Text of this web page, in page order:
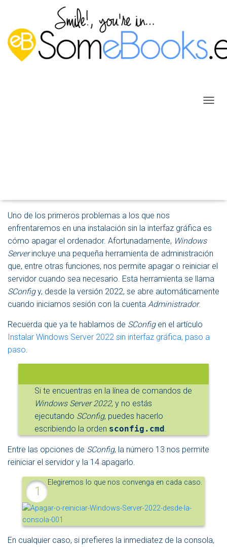
O
N
V
A
C
Uno de los primeros problemas a los que nos
enfrentaremos en una instalación sin la interfaz gráfica es
cómo apagar el ordenador. Afortunadamente, Windows
Serverincluye una pequeña herramienta de administración
que, entre otras funciones, nos permite apagar o reiniciar el
servidor cuando sea necesario. Esta herramienta se llama
SConfigy, desde la versión 2022, se abre automáticamente
cuando iniciamos sesión con la cuenta Administrador.
Recuerda que ya te hablamos de SConfigen el artículo
Instalar Windows Server 2022 sin interfaz gráfica, paso a
paso.
Si te encuentras en la línea de comandos de
Windows Server 2022, y no estás
ejecutando SConfig, puedes hacerlo
escribiendo la orden sconfig.cmd .
Entre las opciones de SConfig, la número 13 nos permite
reiniciar el servidor y la 14 apagarlo.
Elegiremos lo que nos convenga en cada caso.
En cualquier caso, si prefieres la inmediatez de la consola,